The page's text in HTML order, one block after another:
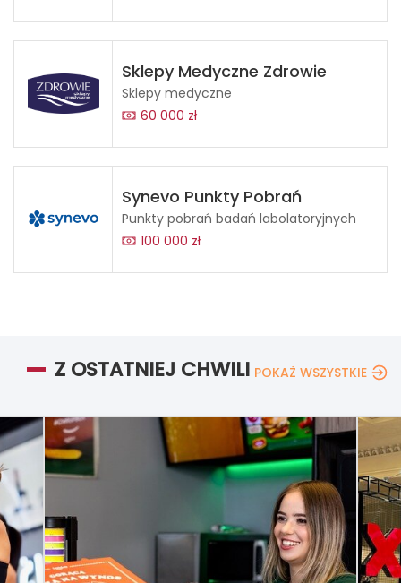
Sklepy Medyczne Zdrowie
Sklepy medyczne
60 000 zł
Synevo Punkty Pobrań
Punkty pobrań badań labolatoryjnych
100 000 zł
Z OSTATNIEJ CHWILI POKAŻ WSZYSTKIE